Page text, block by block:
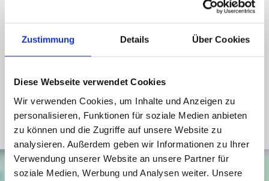
Zustimmung Details Über Cookies
Diese Webseite verwendet Cookies
Wir verwenden Cookies, um Inhalte und Anzeigen zu
personalisieren, Funktionen für soziale Medien anbieten
zu können und die Zugriffe auf unsere Website zu
analysieren. Außerdem geben wir Informationen zu Ihrer
Verwendung unserer Website an unsere Partner für
soziale Medien, Werbung und Analysen weiter. Unsere
ab dem 1.5.2014
Energieausweis Baujahr
Heizung
Zentralheizung
Befeuerung
Öl